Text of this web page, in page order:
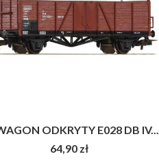
ODKRYTY E028 DB IV...
64,90 zł